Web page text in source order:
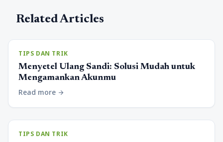
Related Articles
TIPS DAN TRIK
Menyetel Ulang Sandi: Solusi Mudah untuk
Mengamankan Akunmu
Read more arrow_forward
TIPS DAN TRIK